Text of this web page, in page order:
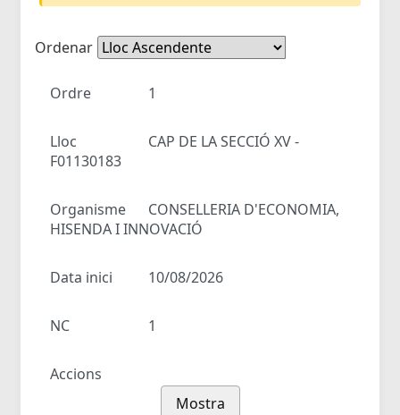
Ordenar
Ordre 1
Lloc
CAP DE LA SECCIÓ XV -
F01130183
Organisme
CONSELLERIA D'ECONOMIA,
HISENDA I INNOVACIÓ
Data inici 10/08/2026
NC 1
Accions
Mostra